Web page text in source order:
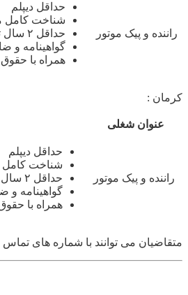
راننده و پیک موتور
حداقل دیپلم
شناخت کامل
حداقل ۲ سال تجربه مرتبط
گواهینامه و
همراه با
کرمان :
عنوان شغلی
راننده و پیک موتور
حداقل دیپلم
شناخت
حداقل ۲ سال تجربه مرتبط
گواهینامه و
همراه با
متقاضیان می توانند با شماره های